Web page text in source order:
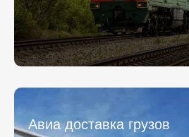
Авиа доставка грузов
* - обязательное поле
Отправить
* - обязательное поле
Отправить